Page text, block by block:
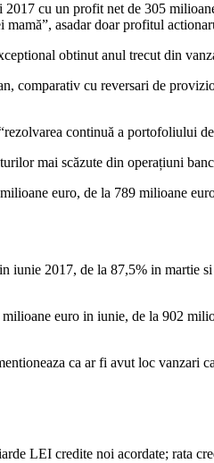
cu un profit net de 305
asadar doar profitul
obtinut anul trecut din
comparativ cu reversari de
continuă a portofoliului
mai scăzute din operațiuni
euro, de la 789 milioane
iunie 2017, de la 87,5% in
euro in iunie, de la 902
ca ar fi avut loc vanzari
LEI credite noi acordate; rata